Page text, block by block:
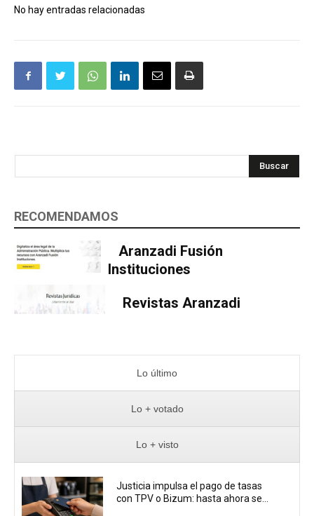
No hay entradas relacionadas
Buscar
RECOMENDAMOS
Aranzadi Fusión
Instituciones
Revistas Aranzadi
Lo último
Lo + votado
Lo + visto
Justicia impulsa el pago de tasas
con TPV o Bizum: hasta ahora se...